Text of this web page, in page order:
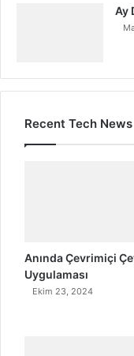
Ay
Recent Tech News
Anında Çevrimiçi
Uygulaması
Ekim 23, 2024